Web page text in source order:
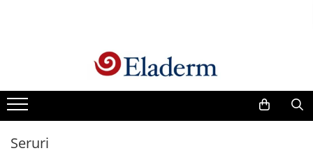
Vezi toate produsele
Creme cu protectie solara
Produse Antirid
Produse Hidratante
Seruri